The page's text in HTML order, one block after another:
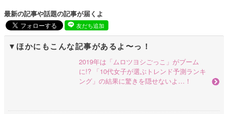
最新の記事や話題の記事が届くよ
友だち追加
ほかにもこんな記事があるよ〜っ！
2019年は「ムロツヨシごっこ」がブーム
に!? 「10代女子が選ぶトレンド予測ランキ
ング」の結果に驚きを隠せないよ…！